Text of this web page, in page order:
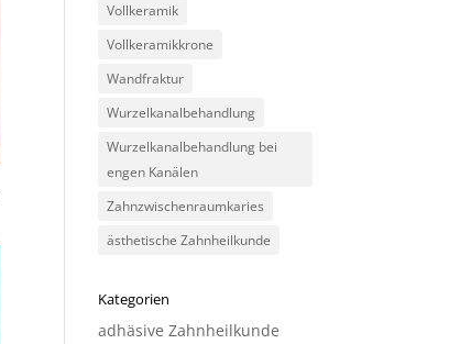
Vollkeramik
Vollkeramikkrone
Wandfraktur
Wurzelkanalbehandlung
Wurzelkanalbehandlung bei
engen Kanälen
Zahnzwischenraumkaries
ästhetische Zahnheilkunde
Kategorien
adhäsive Zahnheilkunde